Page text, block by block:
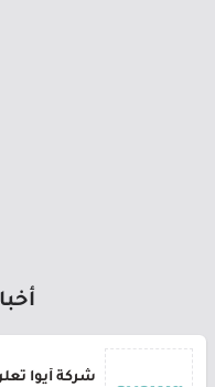
شركة أيوا